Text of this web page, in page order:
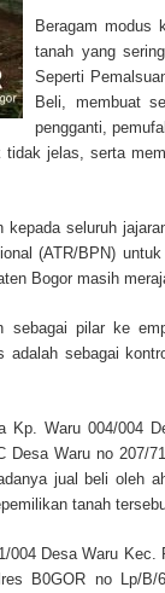
Beragam modus
tanah yang
Seperti
Beli, membuat
pengganti,
jelas, serta
seluruh
(ATR/BPN)
Bogor masih
pilar ke
adalah sebagai
Kp. Waru 004/004
Waru no 207/
jual beli oleh
tanah
Desa Waru Kec.
B0GOR no Lp/B/